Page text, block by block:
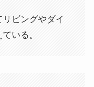
ビングやダイ
いる。